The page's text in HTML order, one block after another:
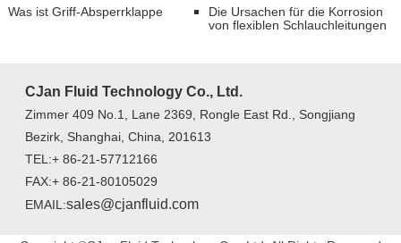
Was ist Griff-Absperrklappe
Die Ursachen für die Korrosion
von flexiblen Schlauchleitungen
CJan Fluid Technology Co., Ltd.
Zimmer 409 No.1, Lane 2369, Rongle East Rd., Songjiang
Bezirk, Shanghai, China, 201613
TEL:+ 86-21-57712166
FAX:+ 86-21-80105029
EMAIL:sales@cjanfluid.com